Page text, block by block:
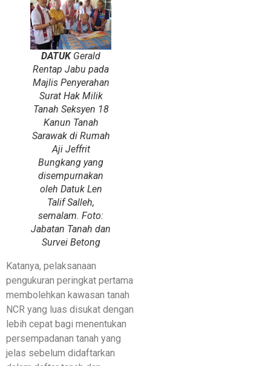
DATUKGerald
Rentap Jabu pada
Majlis Penyerahan
Surat Hak Milik
Tanah Seksyen 18
Kanun Tanah
Sarawak di Rumah
Aji Jeffrit
Bungkang yang
disempurnakan
oleh Datuk Len
Talif Salleh,
semalam. Foto:
Jabatan Tanah dan
Survei Betong
Katanya, pelaksanaan
pengukuran peringkat pertama
membolehkan kawasan tanah
NCR yang luas disukat dengan
lebih cepat bagi menentukan
persempadanan tanah yang
jelas sebelum didaftarkan